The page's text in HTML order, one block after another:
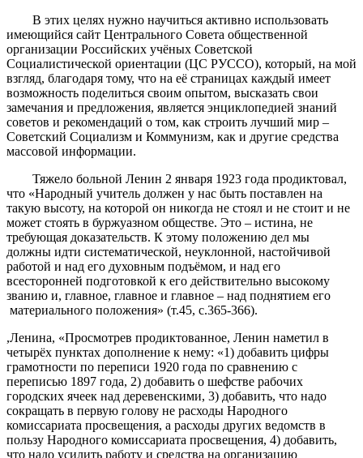
В этих целях нужно научиться активно использовать
имеющийся сайт Центрального Совета общественной
организации Российских учёных Советской
Социалистической ориентации (ЦС РУССО), который, на мой
взгляд, благодаря тому, что на её страницах каждый имеет
возможность поделиться своим опытом, высказать свои
замечания и предложения, является энциклопедией знаний
советов и рекомендаций о том, как строить лучший мир –
Советский Социализм и Коммунизм, как и другие средства
массовой информации.
Тяжело больной Ленин 2 января 1923 года продиктовал,
что «Народный учитель должен у нас быть поставлен на
такую высоту, на которой он никогда не стоял и не стоит и не
может стоять в буржуазном обществе. Это – истина, не
требующая доказательств. К этому положению дел мы
должны идти систематической, неуклонной, настойчивой
работой и над его духовным подъёмом, и над его
всесторонней подготовкой к его действительно высокому
званию и, главное, главное и главное – над поднятием его
материального положения» (т.45, с.365-366).
,Ленина, «Просмотрев продиктованное, Ленин наметил в
четырёх пунктах дополнение к нему: «1) добавить цифры
грамотности по переписи 1920 года по сравнению с
переписью 1897 года, 2) добавить о шефстве рабочих
городских ячеек над деревенскими, 3) добавить, что надо
сокращать в первую голову не расходы Народного
комиссариата просвещения, а расходы других ведомств в
пользу Народного комиссариата просвещения, 4) добавить,
что надо усилить работу и средства на организацию